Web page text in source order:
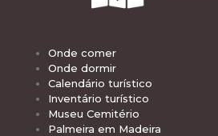
Onde comer
Onde dormir
Calendário turístico
Inventário turístico
Museu Cemitério
Palmeira em Madeira